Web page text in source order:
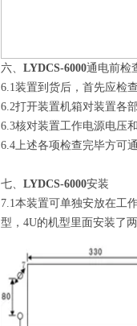
六、 LYDCS-6000通电前检
6.1装置到货后，首先应检
6.2打开装置机箱对装置各
6.3核对装置工作电源电压
6.4上述各项检查完毕方可
七、 LYDCS-6000安装
7.1本装置可单独安放在工
型，4U的机型里面安装了